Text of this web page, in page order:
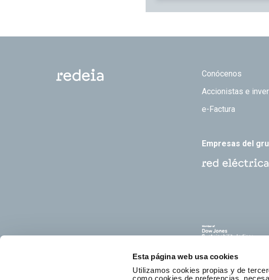
Esta página web usa cookies
Utilizamos cookies propias y de
Footer TOP
Conócenos
Accionistas e
e-Factura
Empresas del